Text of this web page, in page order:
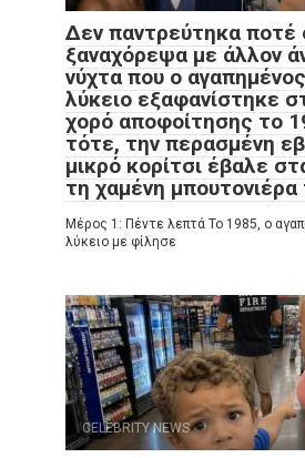
Δεν παντρεύτηκα ποτέ
ξαναχόρεψα με άλλον
νύχτα που ο
λύκειο εξαφανίστηκε
χορό αποφοίτησης το
τότε, την περασμένη
μικρό κορίτσι έβαλε
τη χαμένη μπουτονιέρα
Μέρος 1: Πέντε λεπτά Το 1985, ο
λύκειο με φίλησε
CELEBRITY NEWS